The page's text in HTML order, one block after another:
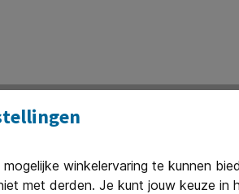
de fabrikant levenslange
winkelervaring te kunnen
met derden. Je kunt jouw keuze in